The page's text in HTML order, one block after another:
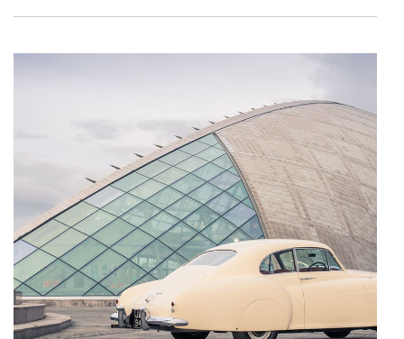
utilização do nosso site de publicidade e de análise, com
dados pessoais serão realizadas apenas com o seu
consentimento e quando tal se afigure estritamente
necessário no contexto dos serviços a prestar.
Realçamos que o bloqueio de certo tipo de Cookies e
tecnologias similares pode ter impacto na sua
experiência de navegação no Website e nos serviços
disponibilizados.
Consulte a política de cookies do site.